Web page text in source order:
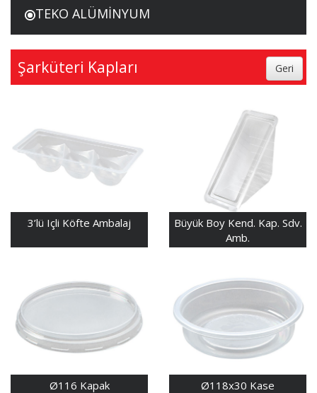
TEKO ALÜMİNYUM
Şarküteri Kapları
3’lü Içli Köfte Ambalaj
Büyük Boy Kend. Kap. Sdv.
Amb.
Ø116 Kapak Ø118x30 Kase